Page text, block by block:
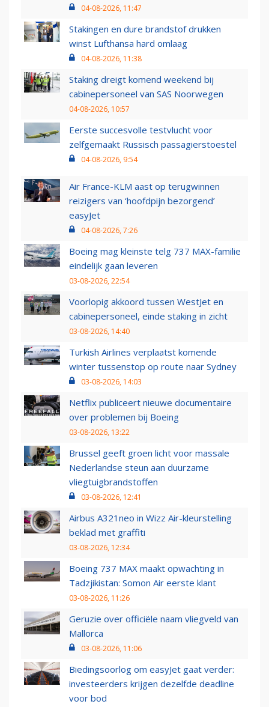
04-08-2026, 11:47
Stakingen en dure brandstof drukken
winst Lufthansa hard omlaag
04-08-2026, 11:38
Staking dreigt komend weekend bij
cabinepersoneel van SAS Noorwegen
04-08-2026, 10:57
Eerste succesvolle testvlucht voor
zelfgemaakt Russisch passagierstoestel
04-08-2026, 9:54
Air France-KLM aast op terugwinnen
reizigers van ‘hoofdpijn bezorgend’
easyJet
04-08-2026, 7:26
Boeing mag kleinste telg 737 MAX-familie
eindelijk gaan leveren
03-08-2026, 22:54
Voorlopig akkoord tussen WestJet en
cabinepersoneel, einde staking in zicht
03-08-2026, 14:40
Turkish Airlines verplaatst komende
winter tussenstop op route naar Sydney
03-08-2026, 14:03
Netflix publiceert nieuwe documentaire
over problemen bij Boeing
03-08-2026, 13:22
Brussel geeft groen licht voor massale
Nederlandse steun aan duurzame
vliegtuigbrandstoffen
03-08-2026, 12:41
Airbus A321neo in Wizz Air-kleurstelling
beklad met graffiti
03-08-2026, 12:34
Boeing 737 MAX maakt opwachting in
Tadzjikistan: Somon Air eerste klant
03-08-2026, 11:26
Geruzie over officiële naam vliegveld van
Mallorca
03-08-2026, 11:06
Biedingsoorlog om easyJet gaat verder:
investeerders krijgen dezelfde deadline
voor bod